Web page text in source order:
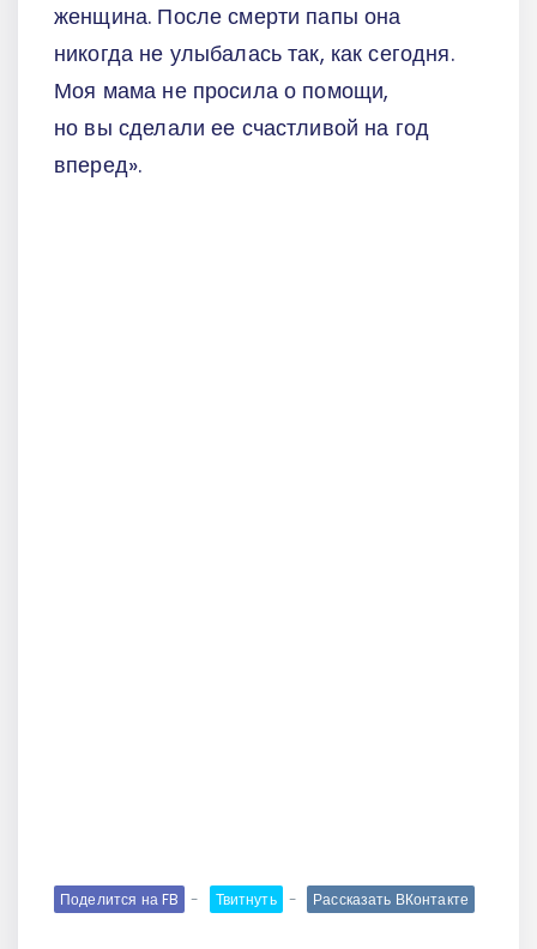
женщина. После смерти папы она
никогда не улыбалась так, как сегодня.
Моя мама не просила о помощи,
но вы сделали ее счастливой на год
вперед».
Поделится на FB Твитнуть Рассказать ВКонтакте